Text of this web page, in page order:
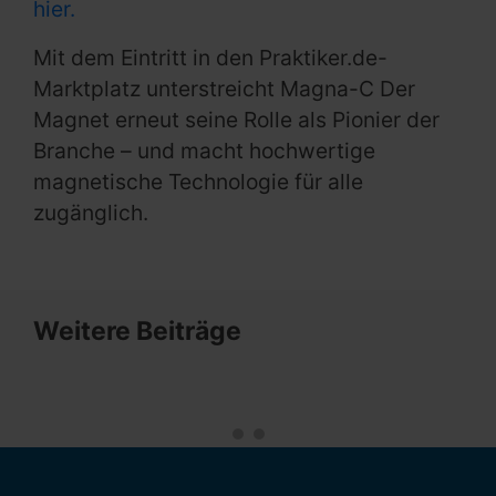
hier.
Mit dem Eintritt in den Praktiker.de-
Marktplatz unterstreicht Magna-C Der
Magnet erneut seine Rolle als Pionier der
Branche – und macht hochwertige
magnetische Technologie für alle
zugänglich.
Weitere Beiträge